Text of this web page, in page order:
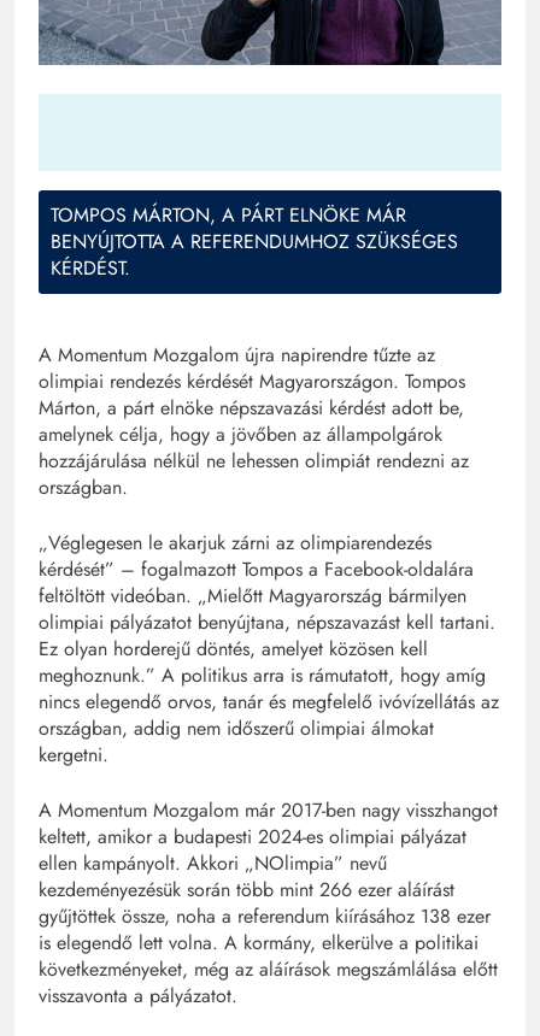
TOMPOS MÁRTON, A PÁRT ELNÖKE MÁR
BENYÚJTOTTA A REFERENDUMHOZ SZÜKSÉGES
KÉRDÉST.
A Momentum Mozgalom újra napirendre tűzte az
olimpiai rendezés kérdését Magyarországon. Tompos
Márton, a párt elnöke népszavazási kérdést adott be,
amelynek célja, hogy a jövőben az állampolgárok
hozzájárulása nélkül ne lehessen olimpiát rendezni az
országban.
„Véglegesen le akarjuk zárni az olimpiarendezés
kérdését” – fogalmazott Tompos a Facebook-oldalára
feltöltött videóban. „Mielőtt Magyarország bármilyen
olimpiai pályázatot benyújtana, népszavazást kell tartani.
Ez olyan horderejű döntés, amelyet közösen kell
meghoznunk.” A politikus arra is rámutatott, hogy amíg
nincs elegendő orvos, tanár és megfelelő ivóvízellátás az
országban, addig nem időszerű olimpiai álmokat
kergetni.
A Momentum Mozgalom már 2017-ben nagy visszhangot
keltett, amikor a budapesti 2024-es olimpiai pályázat
ellen kampányolt. Akkori „NOlimpia” nevű
kezdeményezésük során több mint 266 ezer aláírást
gyűjtöttek össze, noha a referendum kiírásához 138 ezer
is elegendő lett volna. A kormány, elkerülve a politikai
következményeket, még az aláírások megszámlálása előtt
visszavonta a pályázatot.